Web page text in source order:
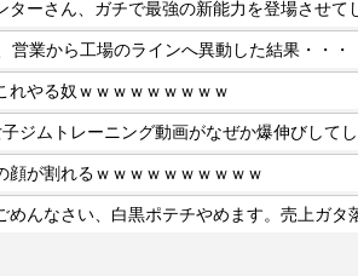
ターさん、ガチで最強の新能力を登場させて
営業から工場のラインへ異動した結果・・・
れやる奴ｗｗｗｗｗｗｗｗｗ
子ジムトレーニング動画がなぜか爆伸びして
顔が割れるｗｗｗｗｗｗｗｗｗｗ
めんなさい、白黒ポテチやめます。売上ガ